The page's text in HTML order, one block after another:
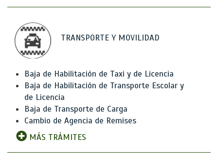
TRANSPORTE Y MOVILIDAD
Baja de Habilitación de Taxi y de Licencia
Baja de Habilitación de Transporte Escolar y
de Licencia
Baja de Transporte de Carga
Cambio de Agencia de Remises
MÁS TRÁMITES